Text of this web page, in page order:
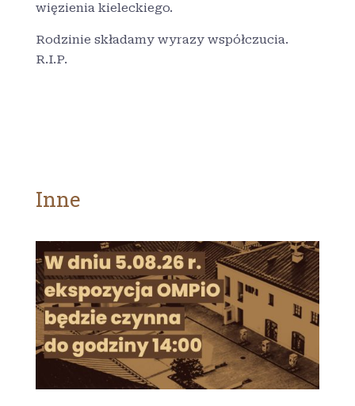
więzienia kieleckiego.
Rodzinie składamy wyrazy współczucia.
R.I.P.
Inne